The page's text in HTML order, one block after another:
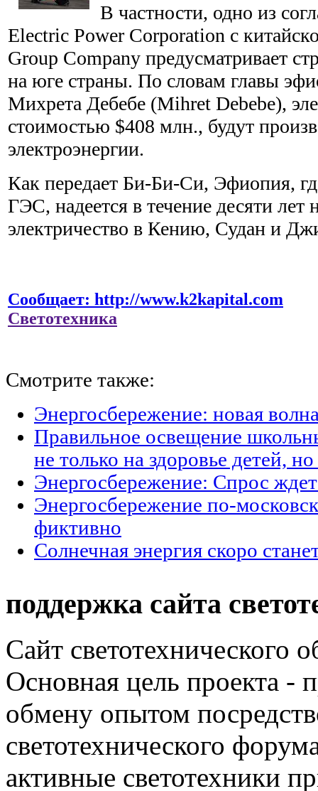
В частности, одно из
Electric Power Corporation с
Group Company предусматривает
на юге страны. По словам главы
Михрета Дебебе (Mihret Debebe),
стоимостью $408 млн., будут
электроэнергии.
Как передает Би-Би-Си, Эфиопия,
ГЭС, надеется в течение десяти лет
электричество в Кению, Судан и
Сообщает: http://www.k2kapital.com
Светотехника
Смотрите также:
Энергосбережение: новая
Правильное освещение
не только на здоровье детей,
Энергосбережение: Спрос
Энергосбережение по-
фиктивно
Солнечная энергия скоро
поддержка сайта
Сайт светотехнического
Основная цель проекта -
обмену опытом
светотехнического
активные светотехники